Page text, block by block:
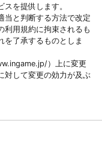
スを提供します。
当と判断する方法で改定
利用規約に拘束されるも
を了承するものとしま
）上に変更
対して変更の効力が及ぶ